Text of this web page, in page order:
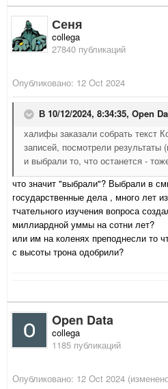
Сеня
collega
27840 публикаций
Опубликовано: 12 Oct 2024
В 10/12/2024, 8:34:35, Open
халифы заказали собрать текст
записей, посмотрели результаты
и выбрали то, что останется -
что значит "выбрали"? Выбрали в
государственные дела , много лет
тчательного изучения вопроса
миллиардной уммы на сотни лет?
или им на коленях преподнесли то
с высоты трона одобрили?
Open Data
collega
1185 публикаций
Опубликовано: 12 Oct 2024